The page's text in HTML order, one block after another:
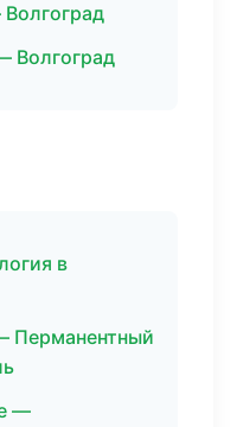
Волгоград
в
Перманентный
—